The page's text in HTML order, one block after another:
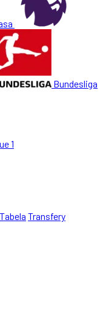
Bundesliga
1
Tabela Transfery